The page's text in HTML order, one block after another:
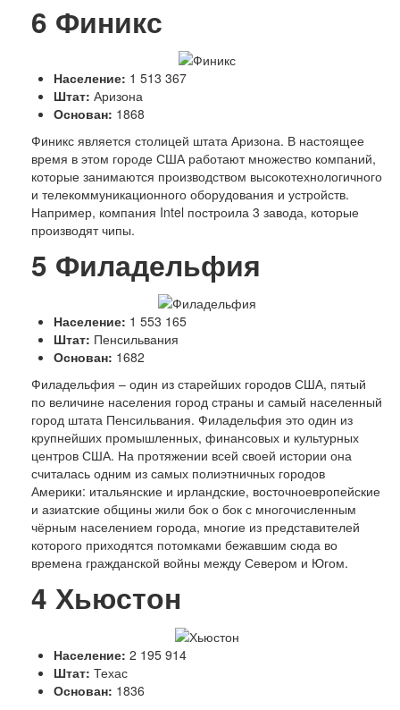
6 Финикс
Население: 1 513 367
Штат: Аризона
Основан: 1868
Финикс является столицей штата Аризона. В настоящее
время в этом городе США работают множество компаний,
которые занимаются производством высокотехнологичного
и телекоммуникационного оборудования и устройств.
Например, компания Intel построила 3 завода, которые
производят чипы.
5 Филадельфия
Население: 1 553 165
Штат: Пенсильвания
Основан: 1682
Филадельфия – один из старейших городов США, пятый
по величине населения город страны и самый населенный
город штата Пенсильвания. Филадельфия это один из
крупнейших промышленных, финансовых и культурных
центров США. На протяжении всей своей истории она
считалась одним из самых полиэтничных городов
Америки: итальянские и ирландские, восточноевропейские
и азиатские общины жили бок о бок с многочисленным
чёрным населением города, многие из представителей
которого приходятся потомками бежавшим сюда во
времена гражданской войны между Севером и Югом.
4 Хьюстон
Население: 2 195 914
Штат: Техас
Основан: 1836